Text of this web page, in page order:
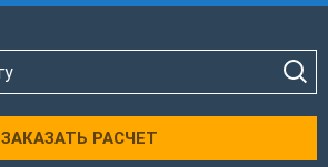
ЗАКАЗАТЬ РАСЧЕТ